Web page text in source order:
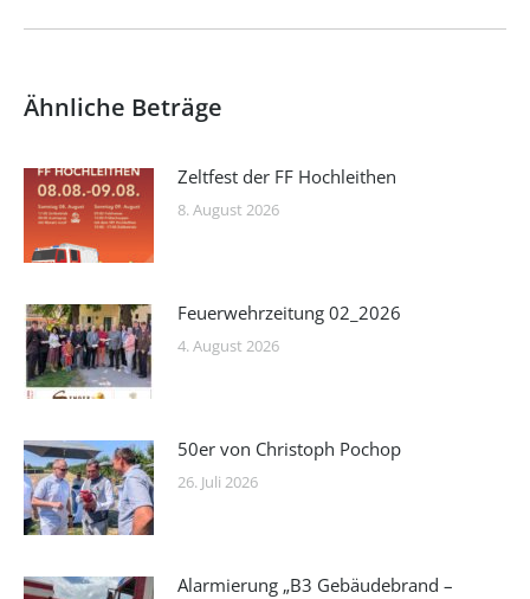
Ähnliche Beträge
Zeltfest der FF Hochleithen
8. August 2026
Feuerwehrzeitung 02_2026
4. August 2026
50er von Christoph Pochop
26. Juli 2026
Alarmierung „B3 Gebäudebrand –